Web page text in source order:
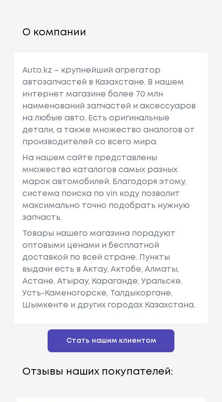
О компании
Auto.kz – крупнейший агрегатор
автозапчастей в Казахстане. В нашем
интернет магазине более 70 млн
наименований запчастей и аксессуаров
на любые авто. Есть оригинальные
детали, а также множество аналогов от
производителей со всего мира.
На нашем сайте представлены
множество каталогов самых разных
марок автомобилей. Благодоря этому,
система поиска по vin коду позволит
максимально точно подобрать нужную
запчасть.
Товары нашего магазина порадуют
оптовыми ценами и бесплатной
доставкой по всей стране. Пункты
выдачи есть в Актау, Актобе, Алматы,
Астане, Атырау, Караганде, Уральске,
Усть-Каменогорске, Талдыкоргане,
Шымкенте и других городах Казахстана.
Стать нашим клиентом
Отзывы наших покупателей: